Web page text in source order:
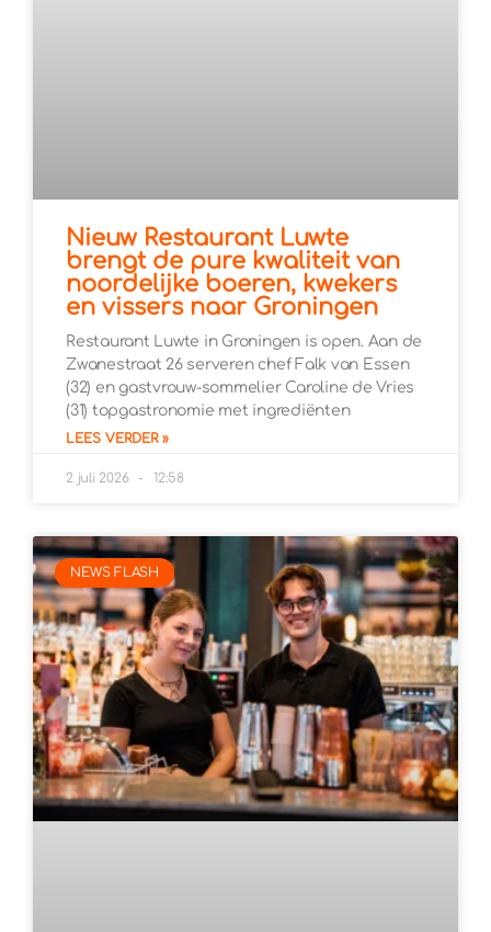
Nieuw Restaurant Luwte
brengt de pure kwaliteit van
noordelijke boeren, kwekers
en vissers naar Groningen
Restaurant Luwte in Groningen is open. Aan de
Zwanestraat 26 serveren chef Falk van Essen
(32) en gastvrouw-sommelier Caroline de Vries
(31) topgastronomie met ingrediënten
LEES VERDER »
2 juli 2026 12:58
NEWS FLASH